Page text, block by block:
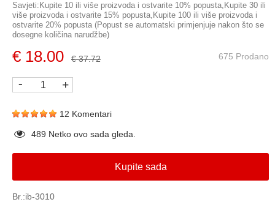
Savjeti:Kupite 10 ili više proizvoda i ostvarite 10% popusta,Kupite 30 ili
više proizvoda i ostvarite 15% popusta,Kupite 100 ili više proizvoda i
ostvarite 20% popusta (Popust se automatski primjenjuje nakon što se
dosegne količina narudžbe)
€ 18.00 € 37.72 675 Prodano
- +
12 Komentari
489 Netko ovo sada gleda.
Kupite sada
Br.:ib-3010